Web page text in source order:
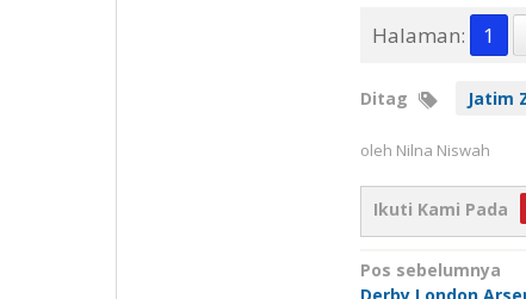
Halaman: 1
Ditag Jatim
oleh Nilna Niswah
Ikuti Kami Pada
Navigasi
Pos sebelumnya